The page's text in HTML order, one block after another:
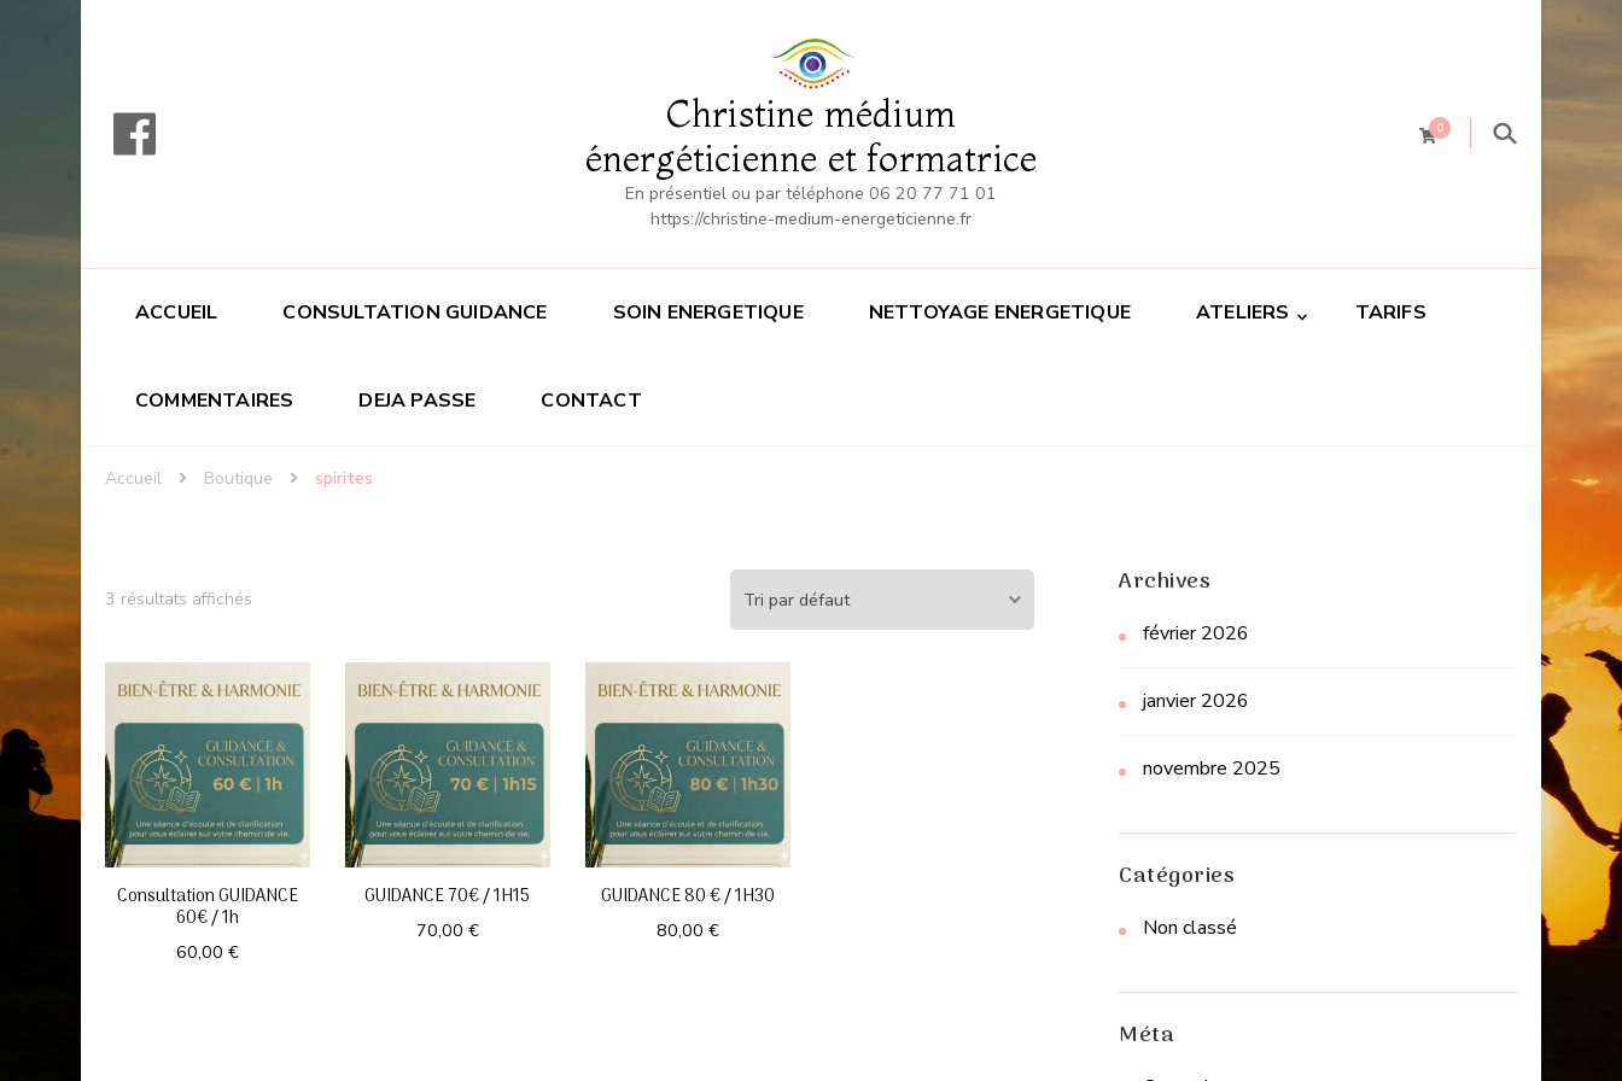
Christine médium
énergéticienne et formatrice
En présentiel ou par téléphone 06 20 77 71 01
https://christine-medium-energeticienne.fr
0
ACCUEIL CONSULTATION GUIDANCE SOIN ENERGETIQUE NETTOYAGE ENERGETIQUE ATELIERS TARIFS
COMMENTAIRES DEJA PASSE CONTACT
Accueil Boutique spirites
3 résultats affichés
Consultation GUIDANCE
60€ / 1h
60,00 €
GUIDANCE 70€ / 1H15
70,00 €
GUIDANCE 80 € / 1H30
80,00 €
Archives
février 2026
janvier 2026
novembre 2025
Catégories
Non classé
Méta